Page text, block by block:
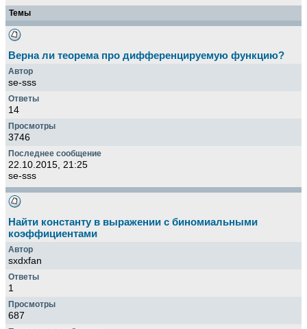
Темы
Верна ли теорема про дифференцируемую функцию?
se-sss
14
3746
22.10.2015, 21:25
se-sss
Найти константу в выражении с биномиальными
коэффициентами
sxdxfan
1
687